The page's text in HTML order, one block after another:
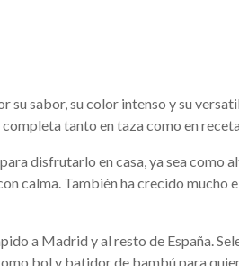
su sabor, su color intenso y su
tanto en taza como en
para disfrutarlo en casa, ya sea como
calma. También ha crecido mucho
a Madrid y al resto de España.
bol y batidor de bambú para